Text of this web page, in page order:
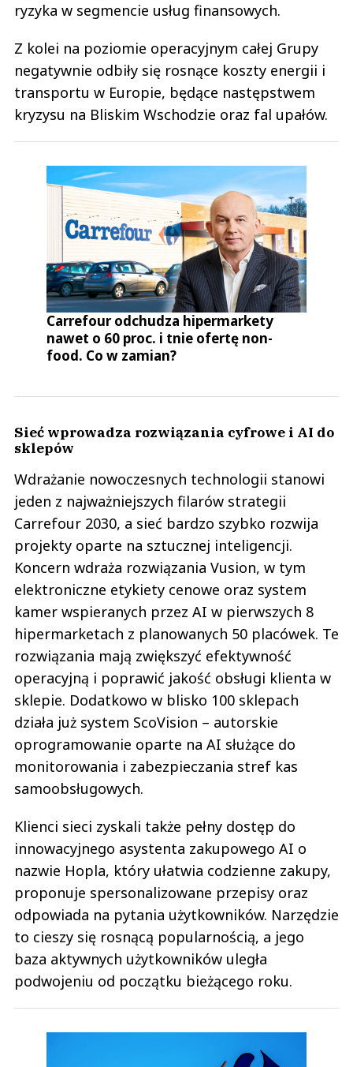
ryzyka w segmencie usług finansowych.
Z kolei na poziomie operacyjnym całej Grupy
negatywnie odbiły się rosnące koszty energii i
transportu w Europie, będące następstwem
kryzysu na Bliskim Wschodzie oraz fal upałów.
Carrefour odchudza hipermarkety
nawet o 60 proc. i tnie ofertę non-
food. Co w zamian?
Sieć wprowadza rozwiązania cyfrowe i AI do
sklepów
Wdrażanie nowoczesnych technologii stanowi
jeden z najważniejszych filarów strategii
Carrefour 2030, a sieć bardzo szybko rozwija
projekty oparte na sztucznej inteligencji.
Koncern wdraża rozwiązania Vusion, w tym
elektroniczne etykiety cenowe oraz system
kamer wspieranych przez AI w pierwszych 8
hipermarketach z planowanych 50 placówek. Te
rozwiązania mają zwiększyć efektywność
operacyjną i poprawić jakość obsługi klienta w
sklepie. Dodatkowo w blisko 100 sklepach
działa już system ScoVision – autorskie
oprogramowanie oparte na AI służące do
monitorowania i zabezpieczania stref kas
samoobsługowych.
Klienci sieci zyskali także pełny dostęp do
innowacyjnego asystenta zakupowego AI o
nazwie Hopla, który ułatwia codzienne zakupy,
proponuje spersonalizowane przepisy oraz
odpowiada na pytania użytkowników. Narzędzie
to cieszy się rosnącą popularnością, a jego
baza aktywnych użytkowników uległa
podwojeniu od początku bieżącego roku.